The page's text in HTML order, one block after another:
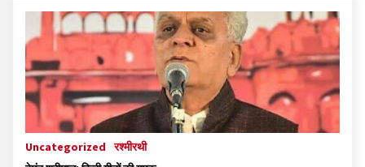
Uncategorized
रश्मीरथी